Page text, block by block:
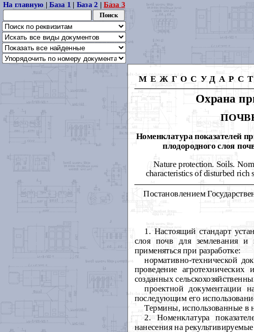
На главную |База 1 | База 2 |База 3
Охрана
Номенклатура показателей
плодородного слоя
Nature protection. Soils.
characteristics of disturbed
Постановлением
1. Настоящий стандарт
слоя почв для землевания и
применяться при разработке:
нормативно-технической
проведение
созданных
проектной документации
последующим его
Термины, использованные в
2. Номенклатура
нанесения на